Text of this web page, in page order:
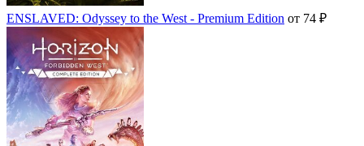
ENSLAVED: Odyssey to the West - Premium Edition от 74 ₽